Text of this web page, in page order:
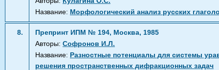
Название: Морфологический анализ русских
8.
Препринт ИПМ № 194, Москва, 1985
Авторы: Софронов И.Л.
Название: Разностные потенциалы для системы
решения пространственных дифракционных задач